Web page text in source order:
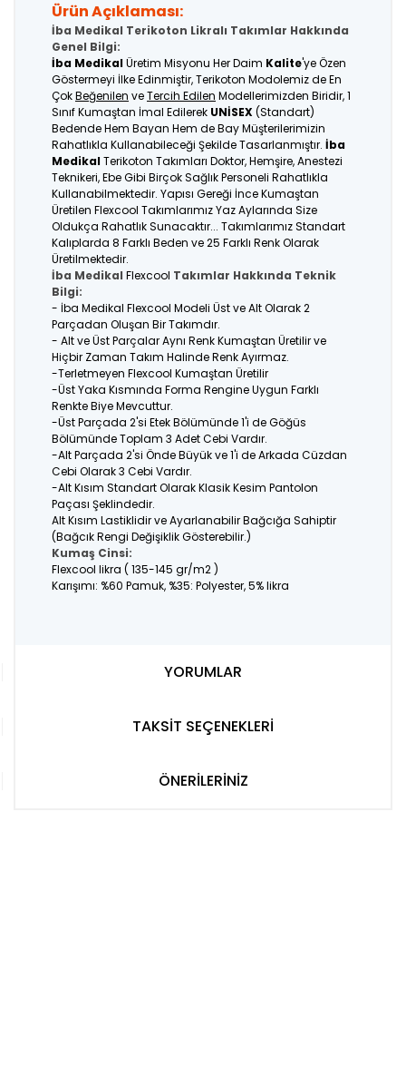
Ürün Açıklaması:
İba Medikal Terikoton Likralı Takımlar Hakkında
Genel Bilgi:
İba MedikalÜretim Misyonu Her Daim Kalite'ye Özen
Göstermeyi İlke Edinmiştir, Terikoton Modolemiz de En
ÇokBeğenilen veTercih Edilen Modellerimizden Biridir, 1
Sınıf Kumaştan İmal Edilerek UNİSEX (Standart)
Bedende Hem Bayan Hem de Bay Müşterilerimizin
Rahatlıkla Kullanabileceği Şekilde Tasarlanmıştır. İba
MedikalTerikoton Takımları Doktor, Hemşire, Anestezi
Teknikeri, Ebe Gibi Birçok Sağlık Personeli Rahatlıkla
Kullanabilmektedir. Yapısı Gereği İnce Kumaştan
Üretilen Flexcool Takımlarımız Yaz Aylarında Size
Oldukça Rahatlık Sunacaktır... Takımlarımız Standart
Kalıplarda 8 Farklı Beden ve 25 Farklı Renk Olarak
Üretilmektedir.
İba Medikal Flexcool Takımlar Hakkında Teknik
Bilgi:
- İba Medikal Flexcool Modeli Üst ve Alt Olarak 2
Parçadan Oluşan Bir Takımdır.
- Alt ve Üst Parçalar Aynı Renk Kumaştan Üretilir ve
Hiçbir Zaman Takım Halinde Renk Ayırmaz.
-Terletmeyen Flexcool Kumaştan Üretilir
-Üst Yaka Kısmında Forma Rengine Uygun Farklı
Renkte Biye Mevcuttur.
-Üst Parçada 2'si Etek Bölümünde 1'i de Göğüs
Bölümünde Toplam 3 Adet Cebi Vardır.
-Alt Parçada 2'si Önde Büyük ve 1'i de Arkada Cüzdan
Cebi Olarak 3 Cebi Vardır.
-Alt Kısım Standart Olarak Klasik Kesim Pantolon
Paçası Şeklindedir.
Alt Kısım Lastiklidir ve Ayarlanabilir Bağcığa Sahiptir
(Bağcık Rengi Değişiklik Gösterebilir.)
Kumaş Cinsi:
Flexcool likra ( 135-145 gr/m2 )
Karışımı: %60 Pamuk, %35: Polyester, 5% likra
YORUMLAR
TAKSİT SEÇENEKLERİ
ÖNERİLERİNİZ